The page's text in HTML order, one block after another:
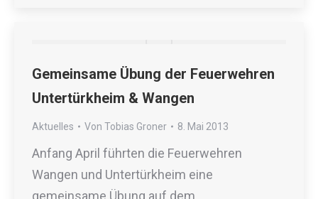
Gemeinsame Übung der Feuerwehren
Untertürkheim & Wangen
Aktuelles Von Tobias Groner 8. Mai 2013
Anfang April führten die Feuerwehren
Wangen und Untertürkheim eine
gemeinsame Übung auf dem